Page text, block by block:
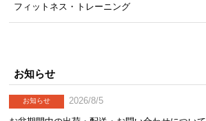
フィットネス・トレーニング
お知らせ
お知らせ
2026/8/5